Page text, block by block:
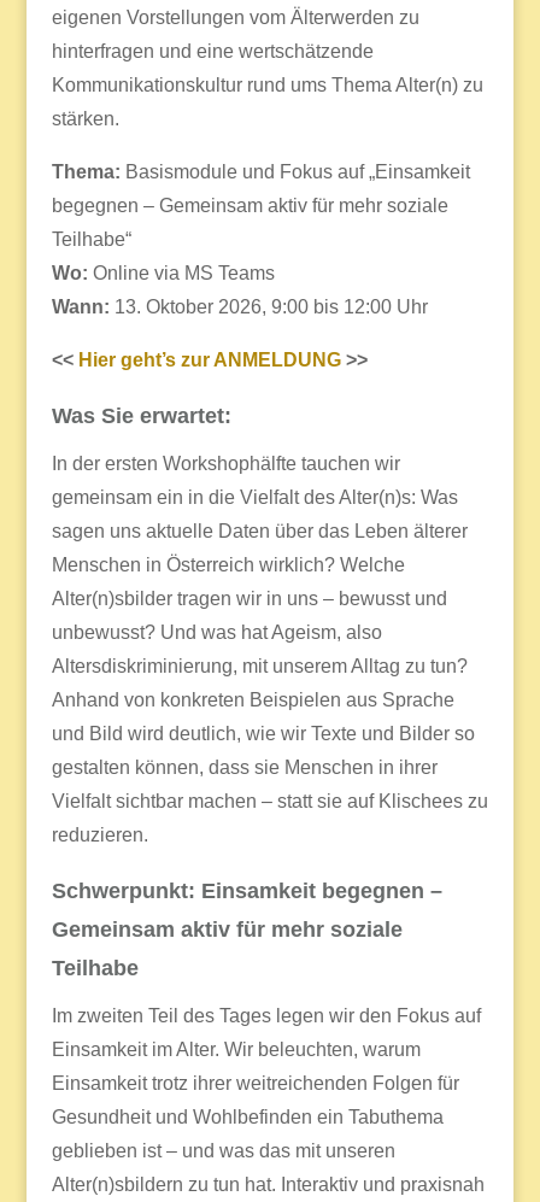
eigenen Vorstellungen vom Älterwerden zu
hinterfragen und eine wertschätzende
Kommunikationskultur rund ums Thema Alter(n) zu
stärken.
Thema: Basismodule und Fokus auf „Einsamkeit
begegnen – Gemeinsam aktiv für mehr soziale
Teilhabe“
Wo: Online via MS Teams
Wann: 13. Oktober 2026, 9:00 bis 12:00 Uhr
<<Hier geht’s zur ANMELDUNG>>
Was Sie erwartet:
In der ersten Workshophälfte tauchen wir
gemeinsam ein in die Vielfalt des Alter(n)s: Was
sagen uns aktuelle Daten über das Leben älterer
Menschen in Österreich wirklich? Welche
Alter(n)sbilder tragen wir in uns – bewusst und
unbewusst? Und was hat Ageism, also
Altersdiskriminierung, mit unserem Alltag zu tun?
Anhand von konkreten Beispielen aus Sprache
und Bild wird deutlich, wie wir Texte und Bilder so
gestalten können, dass sie Menschen in ihrer
Vielfalt sichtbar machen – statt sie auf Klischees zu
reduzieren.
Schwerpunkt: Einsamkeit begegnen –
Gemeinsam aktiv für mehr soziale
Teilhabe
Im zweiten Teil des Tages legen wir den Fokus auf
Einsamkeit im Alter. Wir beleuchten, warum
Einsamkeit trotz ihrer weitreichenden Folgen für
Gesundheit und Wohlbefinden ein Tabuthema
geblieben ist – und was das mit unseren
Alter(n)sbildern zu tun hat. Interaktiv und praxisnah